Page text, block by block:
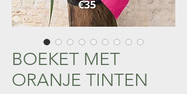
BOEKET MET
ORANJE TINTEN